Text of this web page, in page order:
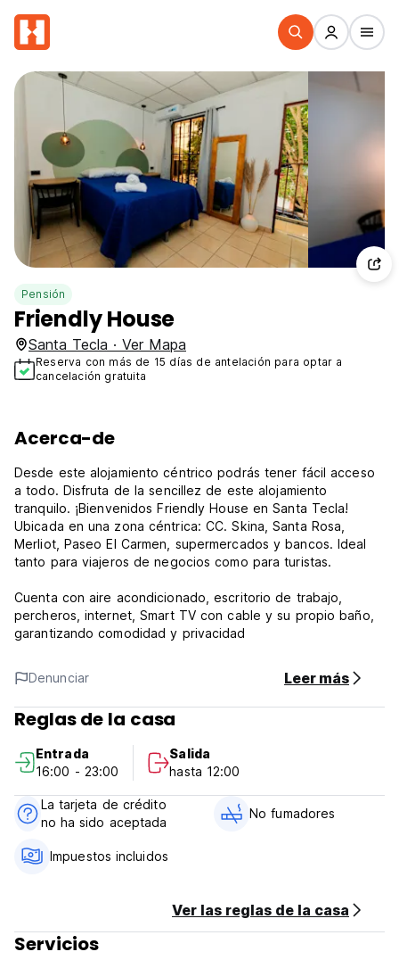
Pensión
Friendly House
Santa Tecla · Ver Mapa
Reserva con más de 15 días de antelación para optar a
cancelación gratuita
Acerca-de
Desde este alojamiento céntrico podrás tener fácil acceso
a todo. Disfruta de la sencillez de este alojamiento
tranquilo. ¡Bienvenidos Friendly House en Santa Tecla!
Ubicada en una zona céntrica: CC. Skina, Santa Rosa,
Merliot, Paseo El Carmen, supermercados y bancos. Ideal
tanto para viajeros de negocios como para turistas.
Cuenta con aire acondicionado, escritorio de trabajo,
percheros, internet, Smart TV con cable y su propio baño,
garantizando comodidad y privacidad
Denunciar Leer más
Reglas de la casa
Entrada
16:00 - 23:00
Salida
hasta 12:00
La tarjeta de crédito
no ha sido aceptada
No fumadores
Impuestos incluidos
Ver las reglas de la casa
Servicios